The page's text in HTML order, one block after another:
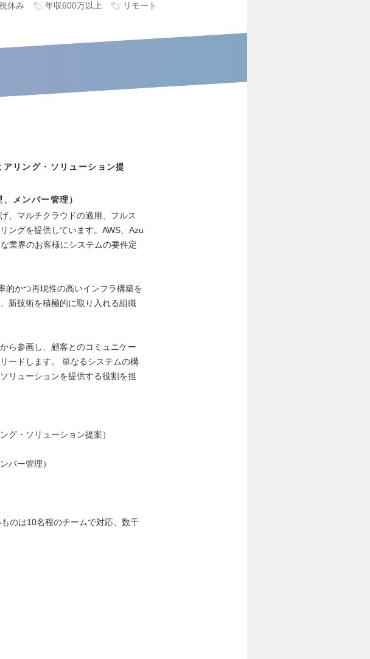
休み 年収600万以上
リモート
リング・ソリューション提
メンバー管理）
、マルチクラウドの適用、フルス
ングを提供しています。AWS、Azu
業界のお客様にシステムの要件定
的かつ再現性の高いインフラ構築を
新技術を積極的に取り入れる組織
ら参画し、顧客とのコミュニケー
ードします。 単なるシステムの構
リューションを提供する役割を担
グ・ソリューション提案）
バー管理）
のは10名程のチームで対応、数千